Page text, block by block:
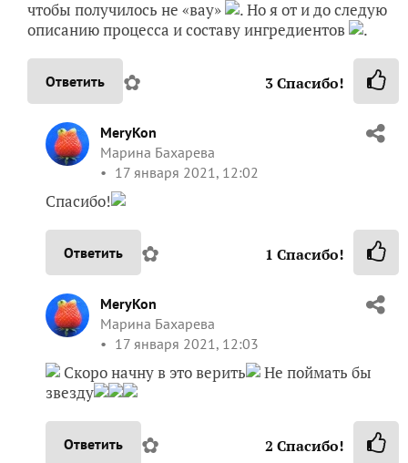
чтобы получилось не «вау»
. Но я от и до следую
описанию процесса и составу ингредиентов
.
Ответить ✿ 3Спасибо!
MeryKon
Марина Бахарева
17 января 2021, 12:02
Спасибо!
Ответить ✿ 1 Спасибо!
MeryKon
Марина Бахарева
17 января 2021, 12:03
Скоро начну в это верить
Не поймать бы
звезду
Ответить ✿ 2 Спасибо!